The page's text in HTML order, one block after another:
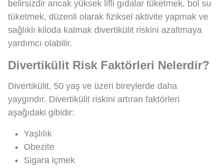
belirsizdir ancak yüksek lifli gıdalar tüketmek, bol su
tüketmek, düzenli olarak fiziksel aktivite yapmak ve
sağlıklı kiloda kalmak divertikülit riskini azaltmaya
yardımcı olabilir.
Divertikülit Risk Faktörleri Nelerdir?
Divertikülit, 50 yaş ve üzeri bireylerde daha
yaygındır. Divertikülit riskini artıran faktörleri
aşağıdaki gibidir:
Yaşlılık
Obezite
Sigara içmek